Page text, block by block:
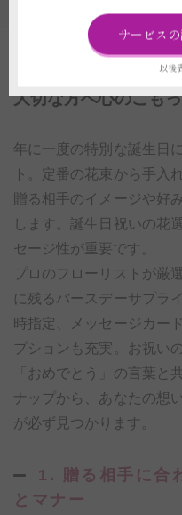
誕生日・バースデー
大切な方へ心のこも
年に一度の特別な誕生日
ト。定番の花束から手入
贈る相手のイメージや好
します。誕生日祝いの花
セージ性が重要です。
プロのフローリストが厳
に残るバースデーサプラ
時指定、メッセージカー
プションも充実。お祝い
「おめでとう」の言葉と
ナップから、あなたの想
が必ず見つかります。
1. 贈る相手に合
とマナー
サービス
以後